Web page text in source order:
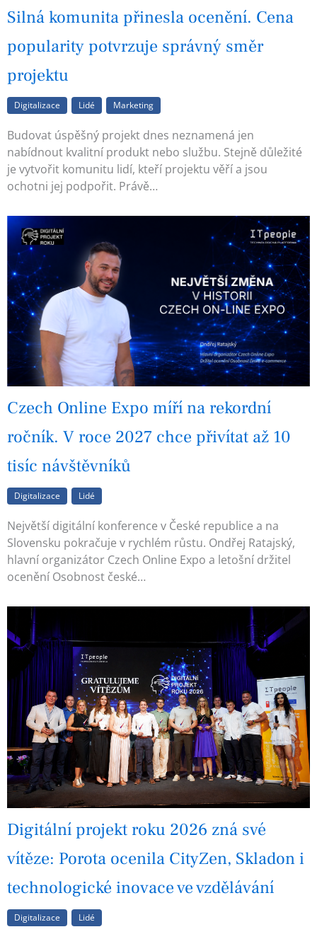
Silná komunita přinesla ocenění. Cena
popularity potvrzuje správný směr
projektu
Digitalizace Lidé Marketing
Budovat úspěšný projekt dnes neznamená jen
nabídnout kvalitní produkt nebo službu. Stejně důležité
je vytvořit komunitu lidí, kteří projektu věří a jsou
ochotni jej podpořit. Právě…
Czech Online Expo míří na rekordní
ročník. V roce 2027 chce přivítat až 10
tisíc návštěvníků
Digitalizace Lidé
Největší digitální konference v České republice a na
Slovensku pokračuje v rychlém růstu. Ondřej Ratajský,
hlavní organizátor Czech Online Expo a letošní držitel
ocenění Osobnost české…
Digitální projekt roku 2026 zná své
vítěze: Porota ocenila CityZen, Skladon i
technologické inovace ve vzdělávání
Digitalizace Lidé